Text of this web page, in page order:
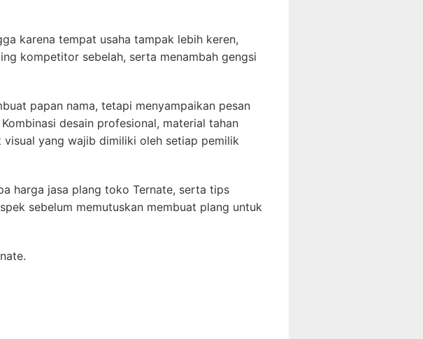
karena tempat usaha tampak lebih keren,
kompetitor sebelah, serta menambah gengsi
papan nama, tetapi menyampaikan pesan
desain profesional, material tahan
yang wajib dimiliki oleh setiap pemilik
harga jasa plang toko Ternate, serta tips
sebelum memutuskan membuat plang untuk